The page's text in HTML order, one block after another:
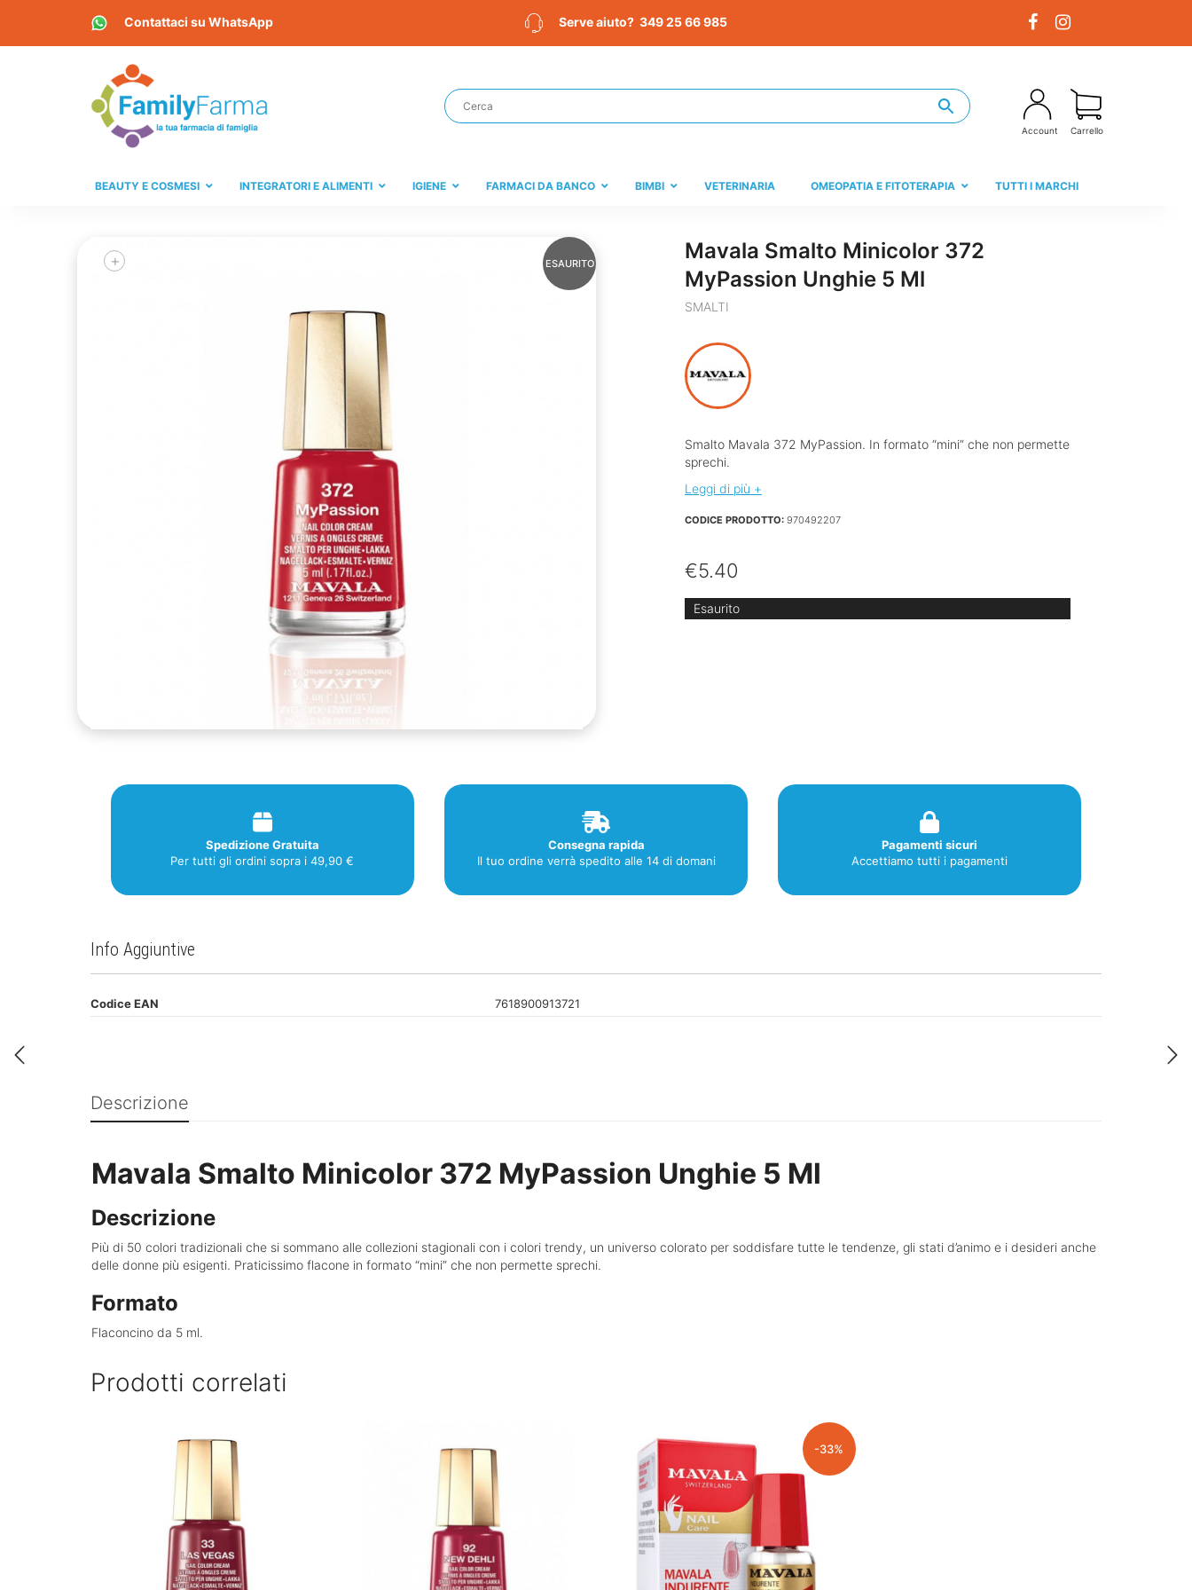
Contattaci su WhatsApp Serve aiuto? 349 25 66 985
Account Carrello
BEAUTY E COSMESI INTEGRATORI E ALIMENTI IGIENE FARMACI DA BANCO BIMBI VETERINARIA OMEOPATIA E FITOTERAPIA TUTTI I MARCHI
ESAURITO
+
Mavala Smalto Minicolor 372
MyPassion Unghie 5 Ml
SMALTI
Smalto Mavala 372 MyPassion. In formato “mini” che non permette
sprechi.
Leggi di più +
CODICE PRODOTTO: 970492207
€5.40
Esaurito
Spedizione Gratuita
Per tutti gli ordini sopra i 49,90 €
Consegna rapida
Il tuo ordine verrà spedito alle 14 di domani
Pagamenti sicuri
Accettiamo tutti i pagamenti
Info Aggiuntive
Codice EAN 7618900913721
Descrizione
Mavala Smalto Minicolor 372 MyPassion Unghie 5 Ml
Descrizione
Più di 50 colori tradizionali che si sommano alle collezioni stagionali con i colori trendy, un universo colorato per soddisfare tutte le tendenze, gli stati d’animo e i desideri anche
delle donne più esigenti. Praticissimo flacone in formato “mini” che non permette sprechi.
Formato
Flaconcino da 5 ml.
Prodotti correlati
-33%